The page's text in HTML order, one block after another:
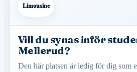
Limousine
Vill du synas inför
Mellerud?
Den här platsen är ledig för dig som